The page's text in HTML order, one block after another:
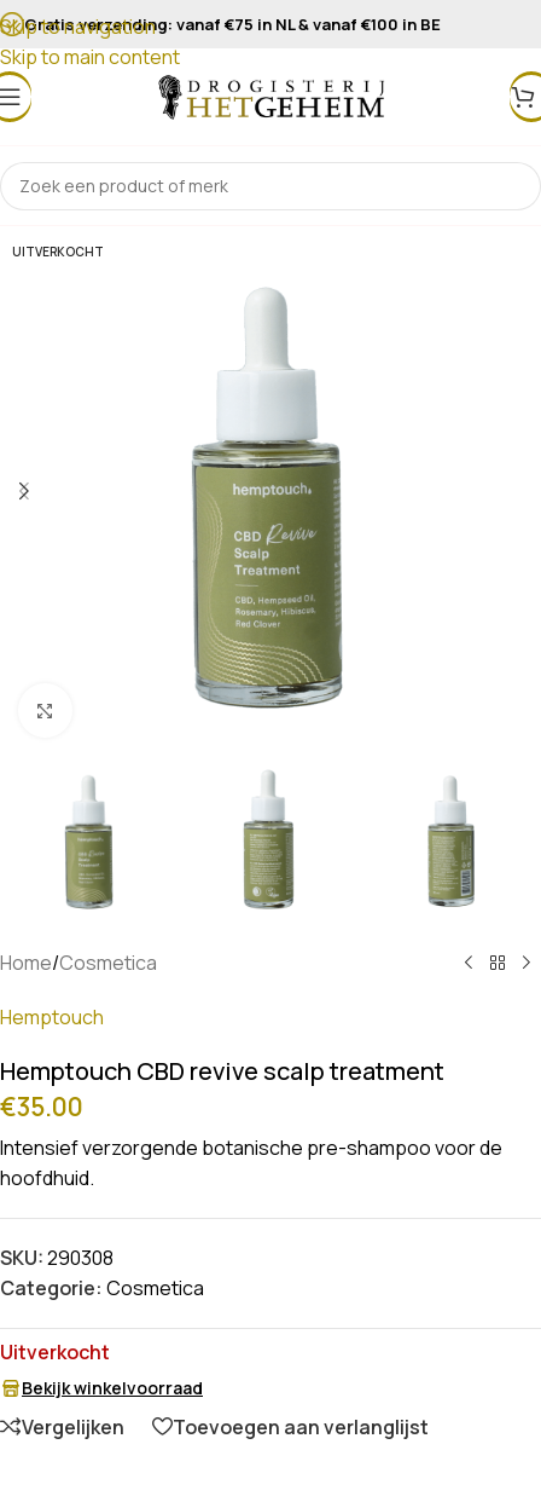
Skip to navigation
Skip to main content
Gratis verzending: vanaf €75 in NL & vanaf €100 in BE
UITVERKOCHT
Klik om te vergroten
Home/Cosmetica
Hemptouch
Hemptouch CBD revive scalp treatment
€35.00
Intensief verzorgende botanische pre-shampoo voor de
hoofdhuid.
SKU:290308
Categorie: Cosmetica
Uitverkocht
Bekijk winkelvoorraad
Vergelijken Toevoegen aan verlanglijst